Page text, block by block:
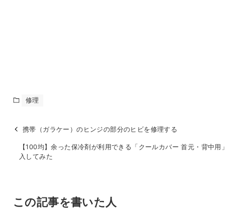
修理
携帯（ガラケー）のヒンジの部分のヒビを修理する
【100均】余った保冷剤が利用できる「クールカバー 首元・背中用
入してみた
この記事を書いた人